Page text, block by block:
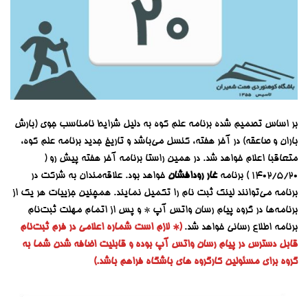
بر اساس تصمیم شده برنامه علم کوه به دلیل شرایط نامناسب جوی (بارش
باران و صاعقه) در آخر هفته، کنسل می‌باشد و تاریخ جدید برنامه علم کوه،
متعاقبا اعلام خواهد شد. در همین راستا برنامه آخر هفته پیش رو (
۱۴۰۲/۵/۲۰ ) برنامه
غار رودافشان خواهد بود. علاقه‌مندان به شرکت در
برنامه می‌توانند لینک ثبت نام را تکمیل نمایند. همچنین جزییات هر یک از
برنامه‌ها در گروه پیام رسان واتس آپ * و پس از اتمام مهلت ثبت‌نام
برنامه اطلاع رسانی خواهد شد. (* لازم است شماره اعلامی در فرم ثبت‌نام
قابل دسترس در پیام رسان واتس آپ بوده و قابلیت اضافه شدن شما به
گروه برای مسئولین کارگروه های باشگاه فراهم باشد.)